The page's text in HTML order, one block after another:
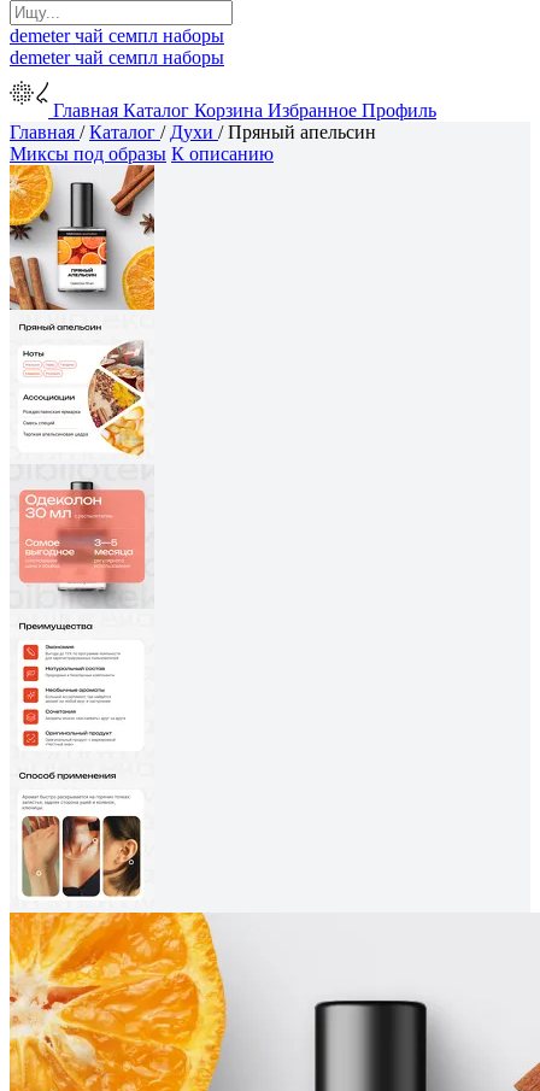
demeterчай семпл наборы
demeterчай семпл наборы
Главная Каталог Корзина Избранное Профиль
Главная /Каталог / Духи /Пряный апельсин
Миксы под образы К описанию